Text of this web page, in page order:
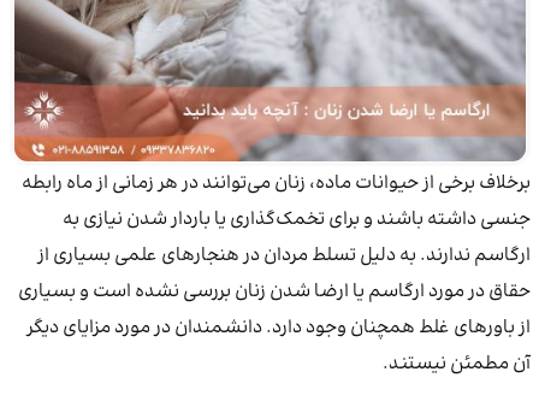
برخلاف برخی از حیوانات ماده، زنان می‌توانند در هر زمانی از ماه رابطه
جنسی داشته باشند و برای تخمک‌گذاری یا باردار شدن نیازی به
ارگاسم ندارند. به دلیل تسلط مردان در هنجارهای علمی بسیاری از
حقاق در مورد ارگاسم یا ارضا شدن زنان بررسی نشده است و بسیاری
از باورهای غلط همچنان وجود دارد. دانشمندان در مورد مزایای دیگر
آن مطمئن نیستند.